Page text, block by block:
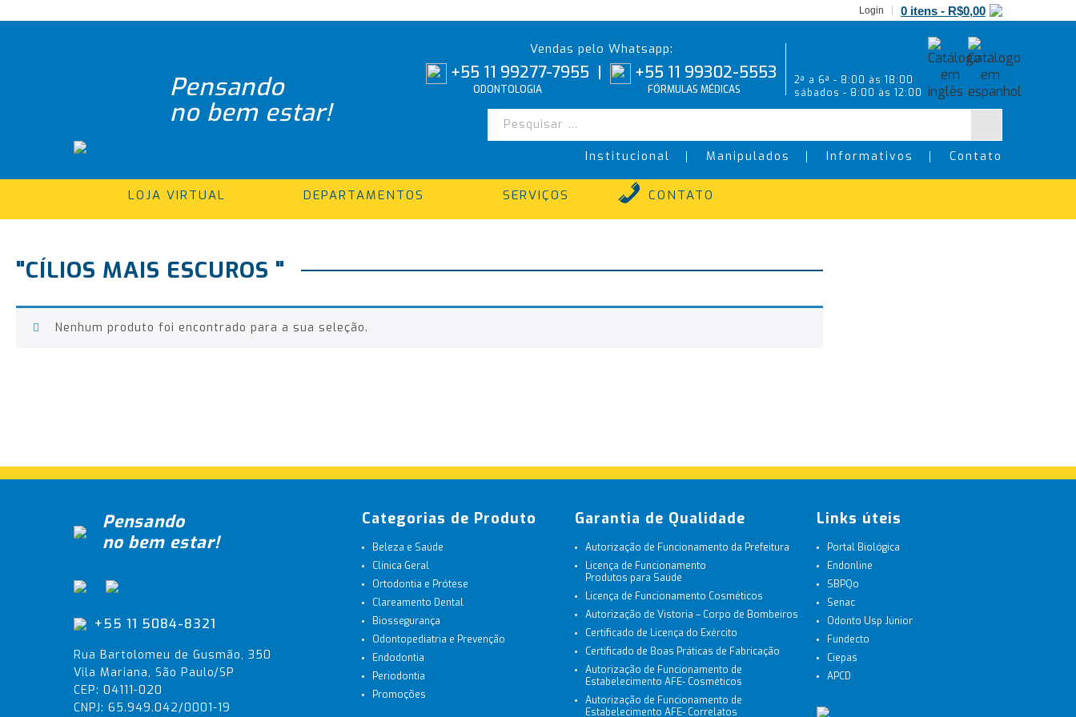
Login 0 itens - R$0,00
Pensando
no bem estar!
Vendas pelo Whatsapp:
+55 11 99277-7955
ODONTOLOGIA
| +55 11 99302-5553
FÓRMULAS MÉDICAS
2ª a 6ª - 8:00 às 18:00
sábados - 8:00 às 12:00
Institucional Manipulados Informativos Contato
LOJA VIRTUAL DEPARTAMENTOS SERVIÇOS CONTATO
"CÍLIOS MAIS ESCUROS "
Nenhum produto foi encontrado para a sua seleção.
Pensando
no bem estar!
+55 11 5084-8321
Rua Bartolomeu de Gusmão, 350
Vila Mariana, São Paulo/SP
CEP: 04111-020
CNPJ: 65.949.042/0001-19
Categorias de Produto
Beleza e Saúde
Clínica Geral
Ortodontia e Prótese
Clareamento Dental
Biossegurança
Odontopediatria e Prevenção
Endodontia
Periodontia
Promoções
Garantia de Qualidade
Autorização de Funcionamento da Prefeitura
Licença de Funcionamento
Produtos para Saúde
Licença de Funcionamento Cosméticos
Autorização de Vistoria – Corpo de Bombeiros
Certificado de Licença do Exército
Certificado de Boas Práticas de Fabricação
Autorização de Funcionamento de
Estabelecimento AFE- Cosméticos
Autorização de Funcionamento de
Estabelecimento AFE- Correlatos
Links úteis
Portal Biológica
Endonline
SBPQo
Senac
Odonto Usp Júnior
Fundecto
Ciepas
APCD